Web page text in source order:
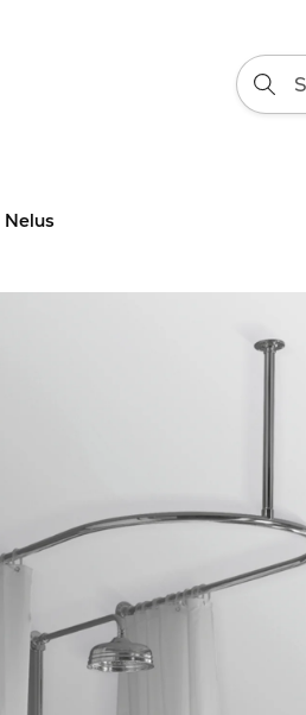
Sök
produkt
Nelus